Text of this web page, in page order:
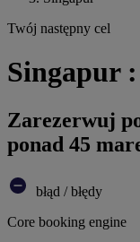
Twój następny cel
Singapur
Zarezerwuj
ponad 45
błąd / błędy
Core booking engine